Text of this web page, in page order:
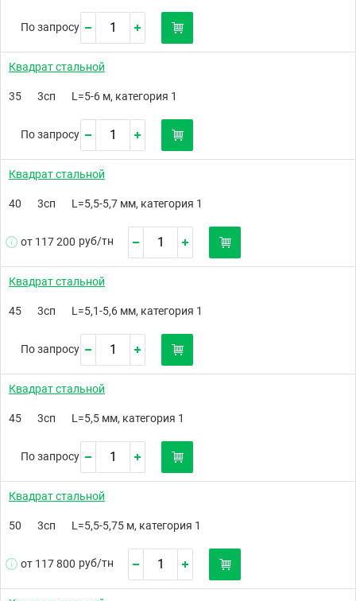
По запросу
Квадрат стальной
35 3сп L=5-6 м, категория 1
По запросу
Квадрат стальной
40 3сп L=5,5-5,7 мм, категория 1
от 117 200 руб/тн
Квадрат стальной
45 3сп L=5,1-5,6 мм, категория 1
По запросу
Квадрат стальной
45 3сп L=5,5 мм, категория 1
По запросу
Квадрат стальной
50 3сп L=5,5-5,75 м, категория 1
от 117 800 руб/тн